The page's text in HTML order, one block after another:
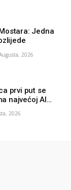
Jedna
2026
prvi put se
najvećoj AI
mentor
2026